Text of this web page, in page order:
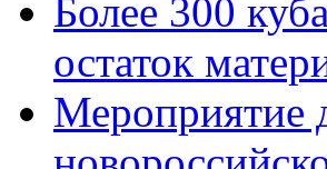
Более 300
остаток
Мероприятие